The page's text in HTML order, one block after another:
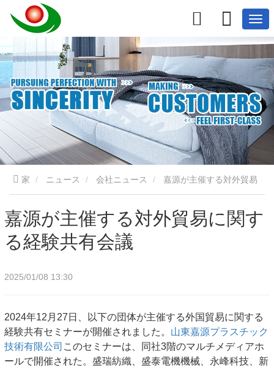
家 ニュース 会社ニュース
に関する経験共有会議
嘉源が主催する対外貿易に関す
る経験共有会議
2025/01/08 13:30
2024年12月27日、以下の団体が主催する外国貿易に関する
経験共有セミナーが開催されました。 山東嘉源プラスチック
技術有限公司 このセミナーは、同社3階のマルチメディアホ
ールで開催された。盛瑞紡織、盛泰電機機械、永峰科技、新